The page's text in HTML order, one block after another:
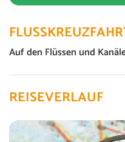
Auf den Flüssen und
REISEVERLAUF